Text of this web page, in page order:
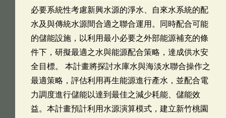
必要系統性考慮新興水源的淨水、自來水系統的配
水及與傳統水源間合適之聯合運用。同時配合可能
的儲能設施，以利用最小必要之外部能源補充的條
件下，研擬最適之水與能源配合策略，達成供水安
全目標。 本計畫將探討水庫水與海淡水聯合操作之
最適策略，評估利用再生能源進行產水，並配合電
力調度進行儲能以達到最佳之減少耗能、儲能效
益。本計畫預計利用水源演算模式，建立新竹桃園